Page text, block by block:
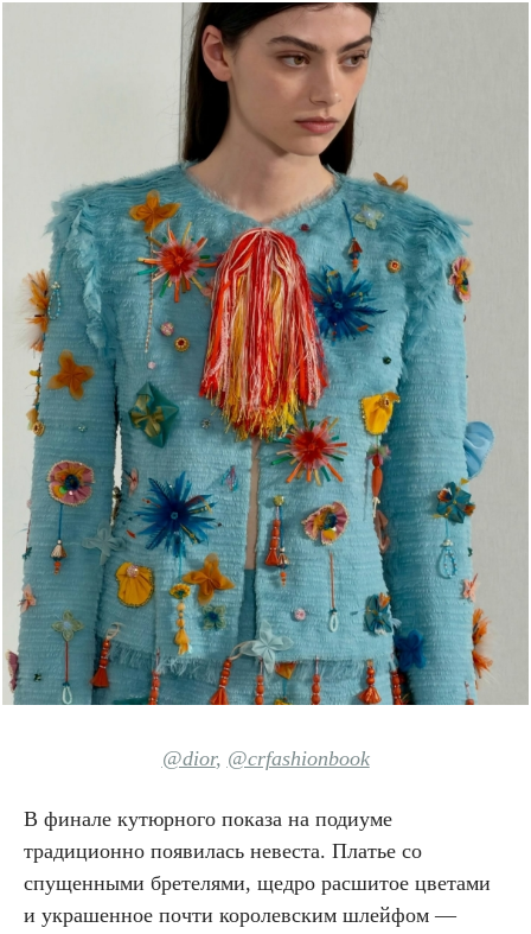
@dior, @crfashionbook
В финале кутюрного показа на подиуме
традиционно появилась невеста. Платье со
спущенными бретелями, щедро расшитое цветами
и украшенное почти королевским шлейфом —